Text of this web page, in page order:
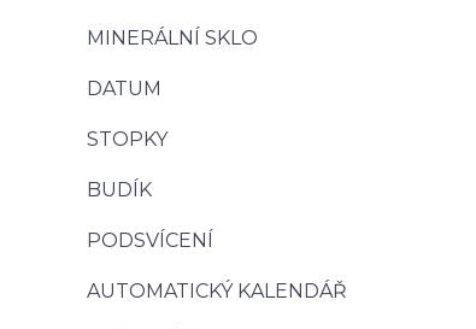
MINERÁLNÍ SKLO
DATUM
STOPKY
BUDÍK
PODSVÍCENÍ
AUTOMATICKÝ KALENDÁŘ